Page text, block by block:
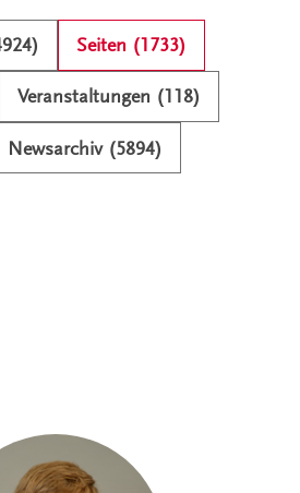
Seiten (1733)
Veranstaltungen (118)
Newsarchiv (5894)